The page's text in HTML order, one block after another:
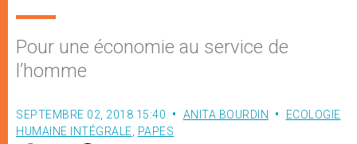
Pour une économie au service de
l’homme
SEPTEMBRE 02, 2018 15:40 ANITA BOURDIN
ECOLOGIE
HUMAINE INTÉGRALE, PAPES